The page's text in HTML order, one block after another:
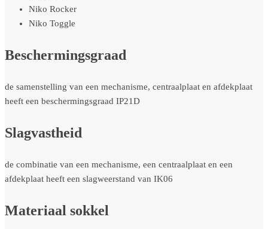
Niko Rocker
Niko Toggle
Beschermingsgraad
de samenstelling van een mechanisme, centraalplaat en afdekplaat
heeft een beschermingsgraad IP21D
Slagvastheid
de combinatie van een mechanisme, een centraalplaat en een
afdekplaat heeft een slagweerstand van IK06
Materiaal sokkel